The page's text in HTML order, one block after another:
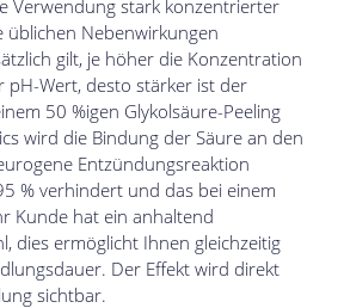
Verwendung stark konzentrierter
üblichen Nebenwirkungen
gilt, je höher die Konzentration
pH-Wert, desto stärker ist der
50 %igen Glykolsäure-Peeling
wird die Bindung der Säure an den
Entzündungsreaktion
% verhindert und das bei einem
Kunde hat ein anhaltend
dies ermöglicht Ihnen gleichzeitig
Der Effekt wird direkt
sichtbar.